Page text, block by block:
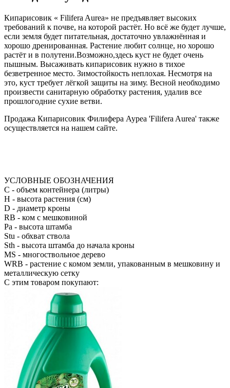
Кипарисовик « Filifera Aurea» не предъявляет высоких
требований к почве, на которой растёт. Но всё же будет лучше,
если земля будет питательная, достаточно увлажнённая и
хорошо дренированная. Растение любит солнце, но хорошо
растёт и в полутени.Возможно,здесь куст не будет очень
пышным. Высаживать кипарисовик нужно в тихое
безветренное место. Зимостойкость неплохая. Несмотря на
это, куст требует лёгкой защиты на зиму. Весной необходимо
произвести санитарную обработку растения, удалив все
прошлогодние сухие ветви.
Продажа Кипарисовик Филифера Ауреа 'Filifera Aurea' также
осуществляется на нашем сайте.
УСЛОВНЫЕ ОБОЗНАЧЕНИЯ
С - объем контейнера (литры)
H - высота растения (см)
D - диаметр кроны
RB - ком с мешковиной
Pa - высота штамба
Stu - обхват ствола
Sth - высота штамба до начала кроны
MS - многоствольное дерево
WRB - растение с комом земли, упакованным в мешковину и
металлическую сетку
С этим товаром покупают: